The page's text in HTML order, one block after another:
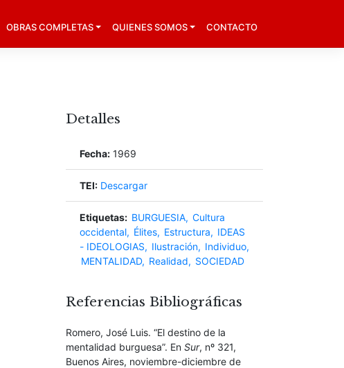
OBRAS COMPLETAS QUIENES SOMOS CONTACTO
Detalles
Fecha: 1969
TEI: Descargar
Etiquetas: BURGUESIA Cultura
occidental
Élites Estructura
IDEAS
- IDEOLOGIAS
Ilustración
Individuo
MENTALIDAD
Realidad SOCIEDAD
Referencias Bibliográficas
Romero, José Luis. “El destino de la
mentalidad burguesa”. En Sur, nº 321,
Buenos Aires, noviembre-diciembre de